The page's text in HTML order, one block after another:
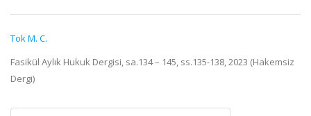
Tok M. C.
Fasikül Aylık Hukuk Dergisi, sa.134 – 145, ss.135-138, 2023 (Hakemsiz
Dergi)